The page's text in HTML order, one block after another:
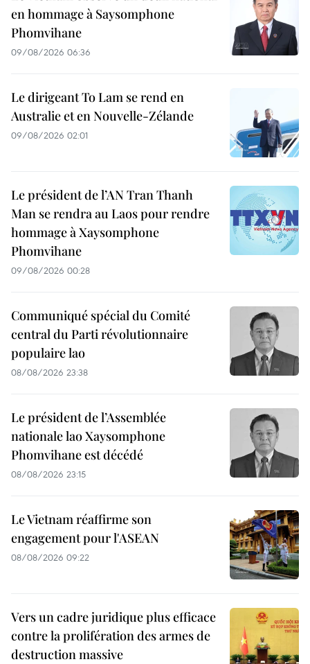
en hommage à Saysomphone
Phomvihane
09/08/2026 06:36
Le dirigeant To Lam se rend en
Australie et en Nouvelle-Zélande
09/08/2026 02:01
Le président de l’AN Tran Thanh
Man se rendra au Laos pour rendre
hommage à Xaysomphone
Phomvihane
09/08/2026 00:28
Communiqué spécial du Comité
central du Parti révolutionnaire
populaire lao
08/08/2026 23:38
Le président de l’Assemblée
nationale lao Xaysomphone
Phomvihane est décédé
08/08/2026 23:15
Le Vietnam réaffirme son
engagement pour l'ASEAN
08/08/2026 09:22
Vers un cadre juridique plus efficace
contre la prolifération des armes de
destruction massive